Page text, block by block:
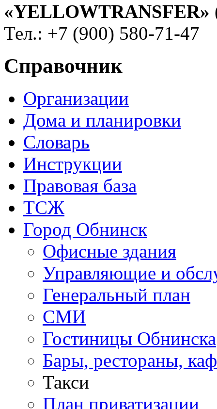
«YELLOWTRANSFER»
Тел.: +7 (900) 580-71-47
Справочник
Организации
Дома и планировки
Словарь
Инструкции
Правовая база
ТСЖ
Город Обнинск
Офисные здания
Управляющие и
Генеральный план
СМИ
Гостиницы Обнинска
Бары, рестораны,
Такси
План приватизации